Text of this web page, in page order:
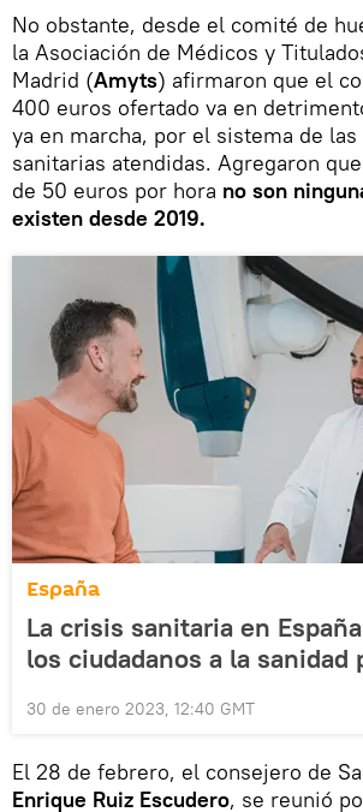
No obstante, desde el comité de
la Asociación de Médicos y
Madrid (Amyts) afirmaron que el
400 euros ofertado va en
ya en marcha, por el sistema de
sanitarias atendidas. Agregaron
de 50 euros por hora no son
existen desde 2019.
España
La crisis sanitaria en
los ciudadanos a la sanidad
30 de enero 2023, 12:40 GMT
El 28 de febrero, el consejero de
Enrique Ruiz Escudero, se reunió